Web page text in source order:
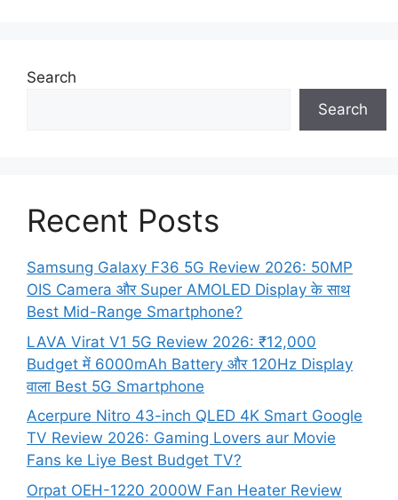
Search
Search
Recent Posts
Samsung Galaxy F36 5G Review 2026: 50MP
OIS Camera और Super AMOLED Display के साथ
Best Mid-Range Smartphone?
LAVA Virat V1 5G Review 2026: ₹12,000
Budget में 6000mAh Battery और 120Hz Display
वाला Best 5G Smartphone
Acerpure Nitro 43-inch QLED 4K Smart Google
TV Review 2026: Gaming Lovers aur Movie
Fans ke Liye Best Budget TV?
Orpat OEH-1220 2000W Fan Heater Review